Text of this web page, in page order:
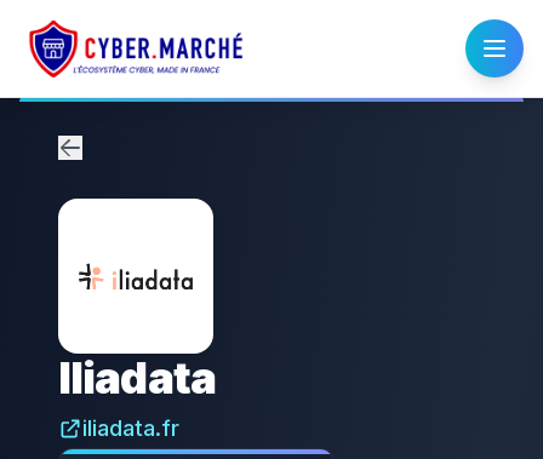
Iliadata
iliadata.fr